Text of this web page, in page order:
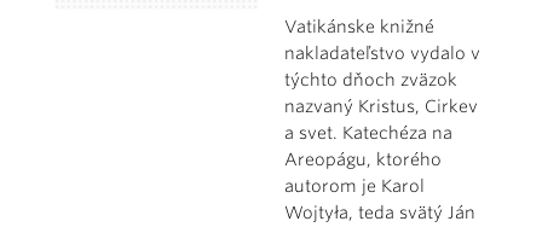
Vatikánske knižné
nakladateľstvo vydalo v
týchto dňoch zväzok
nazvaný Kristus, Cirkev
a svet. Katechéza na
Areopágu, ktorého
autorom je Karol
Wojtyła, teda svätý Ján